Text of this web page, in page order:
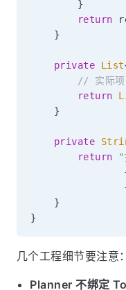
}
return
}
private List
// 实际项
return
}
private
return
"
}
}
几个工程细节要注意：
Planner 不绑定